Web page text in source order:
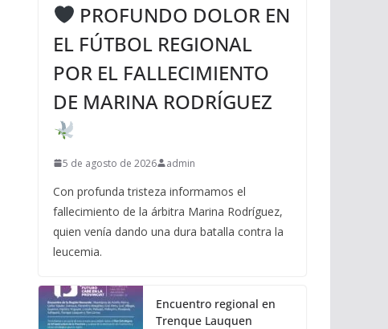
PROFUNDO DOLOR EN
EL FÚTBOL REGIONAL
POR EL FALLECIMIENTO
DE MARINA RODRÍGUEZ
5 de agosto de 2026 admin
Con profunda tristeza informamos el
fallecimiento de la árbitra Marina Rodríguez,
quien venía dando una dura batalla contra la
leucemia.
Encuentro regional en
Trenque Lauquen